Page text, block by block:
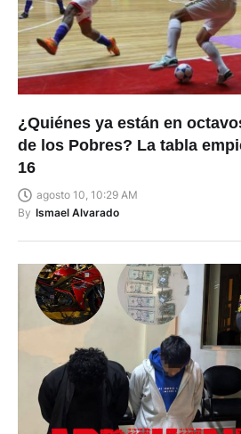
¿Quiénes ya están en
de los Pobres? La tabla
16
agosto 10, 10:29 AM
By Ismael Alvarado